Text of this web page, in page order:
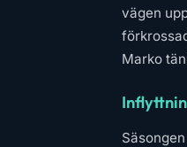
vägen
Marko